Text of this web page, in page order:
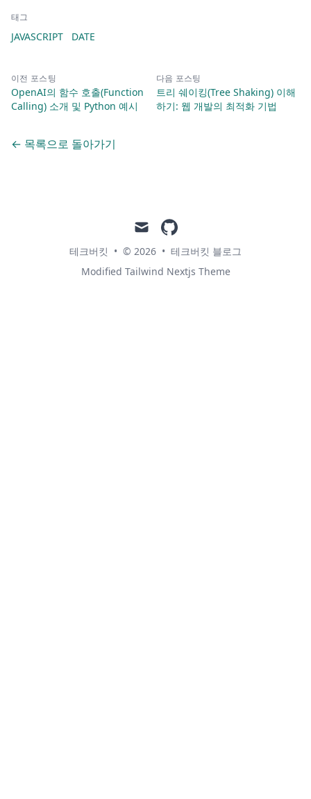
태그
JAVASCRIPT DATE
이전 포스팅
OpenAI의 함수 호출(Function
Calling) 소개 및 Python 예시
다음 포스팅
트리 쉐이킹(Tree Shaking) 이해
하기: 웹 개발의 최적화 기법
← 목록으로 돌아가기
mail
github
테크버킷 • © 2026 • 테크버킷 블로그
Modified Tailwind Nextjs Theme